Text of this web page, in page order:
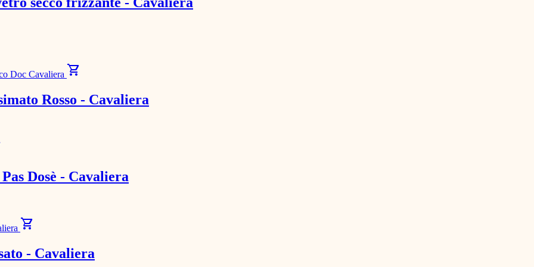
shopping_cart
Rosso - Cavaliera
Dosè - Cavaliera
shopping_cart
- Cavaliera